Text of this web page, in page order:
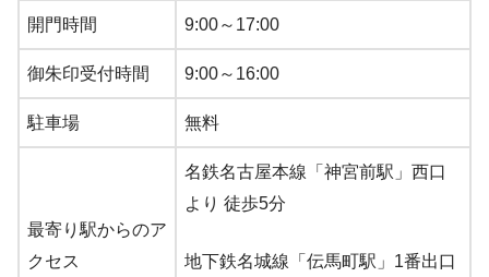
開門時間 9:00～17:00
御朱印受付時間 9:00～16:00
駐車場 無料
最寄り駅からのア
クセス
名鉄名古屋本線「神宮前駅」西口
より 徒歩5分
地下鉄名城線「伝馬町駅」1番出口